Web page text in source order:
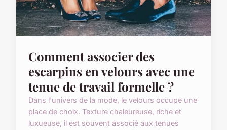
Comment associer des
escarpins en velours avec une
tenue de travail formelle ?
Dans l'univers de la mode, le velours occupe une
place de choix. Texture chaleureuse, riche et
luxueuse, il est souvent associé aux tenues